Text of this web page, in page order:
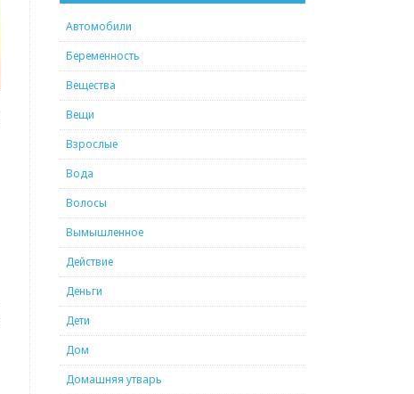
Автомобили
Беременность
Вещества
Вещи
Взрослые
Вода
Волосы
Вымышленное
Действие
Деньги
Дети
Дом
Домашняя утварь